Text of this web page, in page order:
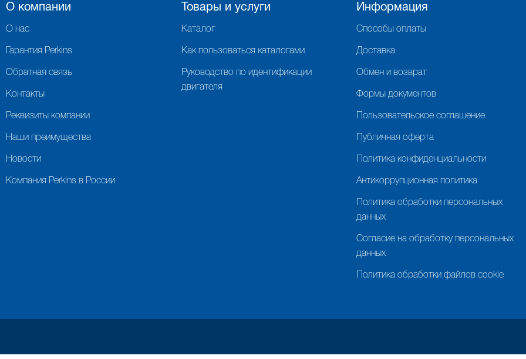
О компании
О нас
Гарантия Perkins
Обратная связь
Контакты
Реквизиты компании
Наши преимущества
Новости
Компания Perkins в России
Товары и услуги
Каталог
Как пользоваться каталогами
Руководство по идентификации
двигателя
Информация
Способы оплаты
Доставка
Обмен и возврат
Формы документов
Пользовательское соглашение
Публичная оферта
Политика конфиденциальности
Антикоррупционная политика
Политика обработки персональных
данных
Согласие на обработку персональных
данных
Политика обработки файлов cookie